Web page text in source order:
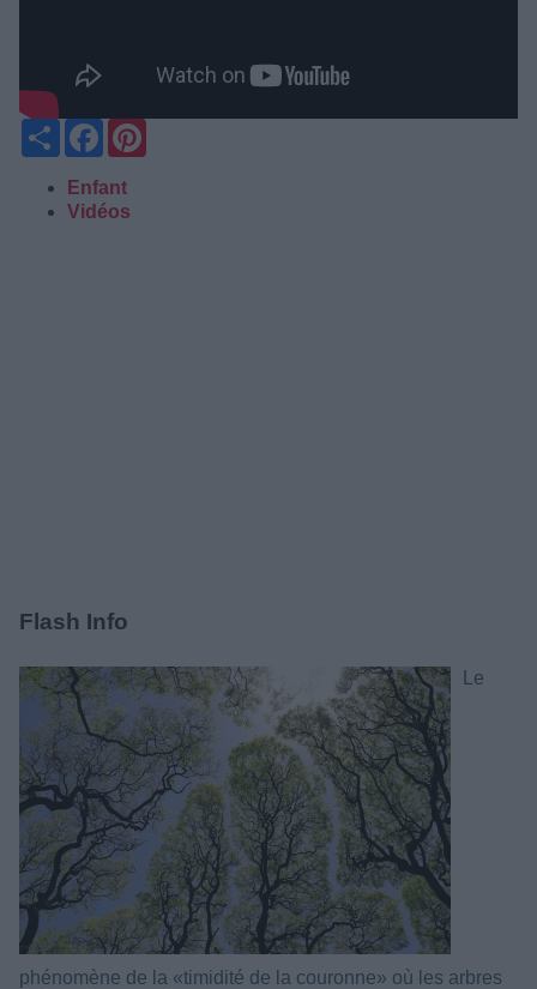
PartagerFacebook
Enfant
Vidéos
Flash Info
Le
phénomène de la «timidité de la couronne» où les arbres